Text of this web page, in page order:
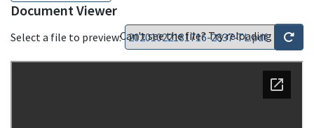
Document Viewer
Select a file to preview:Can't see the file? Try reloading